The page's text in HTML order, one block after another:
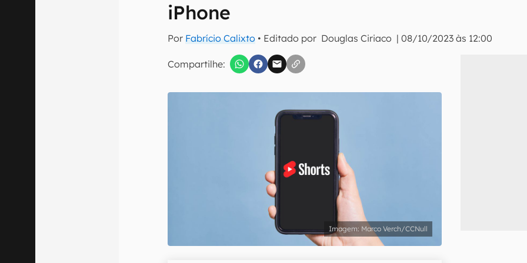
iPhone
Por Fabrício Calixto • Editado por Douglas Ciriaco |08/10/2023 às 12:00
Compartilhe:
Confirmo que li, aceito e concordo com os Termos de Uso e Política de Privacidade do
Marco Verch/CCNull